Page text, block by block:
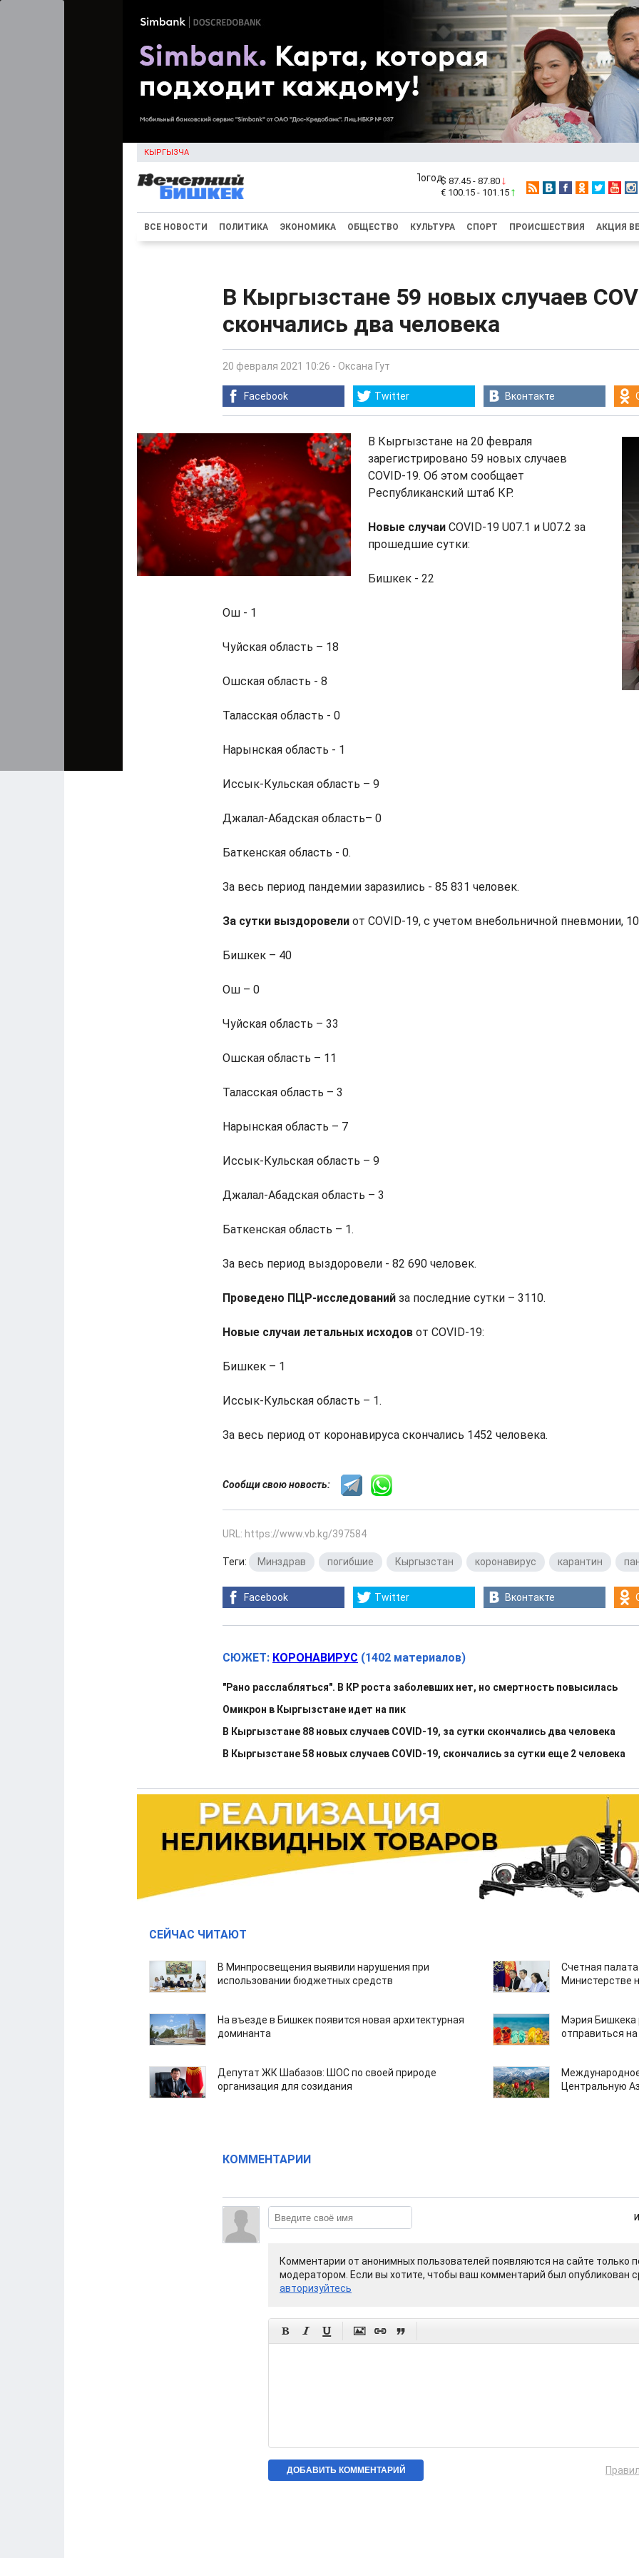
КЫРГЫЗЧА
$ 87.45 - 87.80
€ 100.15 - 101.15
ВСЕ НОВОСТИ ПОЛИТИКА ЭКОНОМИКА ОБЩЕСТВО КУЛЬТУРА СПОРТ ПРОИСШЕСТВИЯ АКЦИЯ
В Кыргызстане 59 новых случаев
скончались два человека
20 февраля 2021 10:26 - Оксана Гут
Facebook Twitter Вконтакте
В Кыргызстане на 20 февраля
зарегистрировано 59 новых случаев
COVID-19. Об этом сообщает
Республиканский штаб КР.
Новые случаи COVID-19 U07.1 и U07.2 за
прошедшие сутки:
Бишкек - 22
Ош - 1
Чуйская область – 18
Ошская область - 8
Таласская область - 0
Нарынская область - 1
Иссык-Кульская область – 9
Джалал-Абадская область– 0
Баткенская область - 0.
За весь период пандемии заразились - 85 831 человек.
За сутки выздоровели от COVID-19, с учетом внебольничной пневмонии,
Бишкек – 40
Ош – 0
Чуйская область – 33
Ошская область – 11
Таласская область – 3
Нарынская область – 7
Иссык-Кульская область – 9
Джалал-Абадская область – 3
Баткенская область – 1.
За весь период выздоровели - 82 690 человек.
Проведено ПЦР-исследований за последние сутки – 3110.
Новые случаи летальных исходов от COVID-19:
Бишкек – 1
Иссык-Кульская область – 1.
За весь период от коронавируса скончались 1452 человека.
Сообщи свою новость:
URL: https://www.vb.kg/397584
Теги: Минздрав погибшие Кыргызстан коронавирус карантин
Facebook Twitter Вконтакте
СЮЖЕТ: КОРОНАВИРУС (1402 материалов)
"Рано расслабляться". В КР роста заболевших нет, но смертность повысилась
Омикрон в Кыргызстане идет на пик
В Кыргызстане 88 новых случаев COVID-19, за сутки скончались два человека
В Кыргызстане 58 новых случаев COVID-19, скончались за сутки еще 2 человека
СЕЙЧАС ЧИТАЮТ
В Минпросвещения выявили нарушения при
использовании бюджетных средств
Счетная
Министерстве
На въезде в Бишкек появится новая архитектурная
доминанта
Мэрия Бишкека
отправиться
Депутат ЖК Шабазов: ШОС по своей природе
организация для созидания
Центральную
КОММЕНТАРИИ
Комментарии от анонимных пользователей появляются на сайте только
модератором. Если вы хотите, чтобы ваш комментарий был опубликован
авторизуйтесь
     